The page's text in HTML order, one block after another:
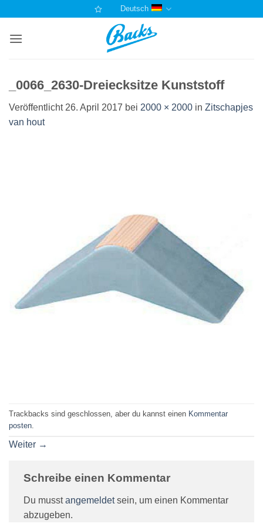
springen
Deutsch
_0066_2630-Dreiecksitze Kunststoff
Veröffentlicht 26. April 2017 bei 2000 × 2000 in Zitschapjes
van hout
Trackbacks sind geschlossen, aber du kannst einen Kommentar
posten
Weiter →
Schreibe einen Kommentar
Du musstangemeldetsein, um einen Kommentar
abzugeben.